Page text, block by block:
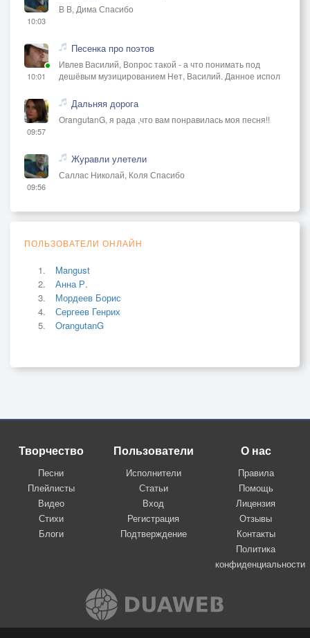
10:03
В В, Дима Спасибо
10:01
Песенка про поэтов
Ивлев Василий, Вопрос такой - а что понимать под
дешёвым музицированием Нет, Василий. Данное испол
09:57
Дальняя дорога
OrangutanG, я рада ,что вам понравилась моя песня!!
09:56
Журавли улетели
Саллас Николай, Коля Спасибо
ПОЛЬЗОВАТЕЛИ ОНЛАЙН
Mangust
Анна Р.
Мордеев Борис
Сергеев Генрих
OrangutanG
Творчество
Песни
Плейлисты
Видео
Стихи
Блоги
Пользователи
Исполнители
Статьи
Вход
Регистрация
Подтверждение
О нас
Правила
Помощь
Лицензия
Отзывы
Контакты
Политика
конфиденциальности